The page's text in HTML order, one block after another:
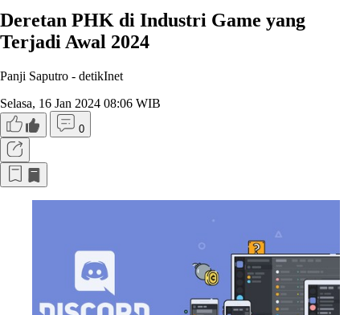
Deretan PHK di Industri Game yang
Terjadi Awal 2024
Panji Saputro - detikInet
Selasa, 16 Jan 2024 08:06 WIB
0